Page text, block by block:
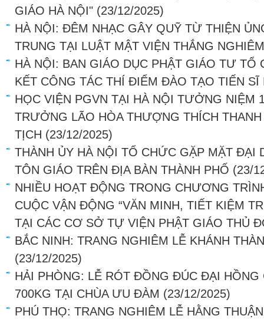
GIÁO HÀ NỘI" (23/12/2025)
HÀ NỘI: ĐÊM NHẠC GÂY QUỸ TỪ THIỆN
TRUNG TẠI LUẬT MẬT VIỆN THẮNG NGHIÊM
HÀ NỘI: BAN GIÁO DỤC PHẬT GIÁO TƯ TỔ
KẾT CÔNG TÁC THÍ ĐIỂM ĐÀO TẠO TIẾN SĨ
HỌC VIỆN PGVN TẠI HÀ NỘI TƯỞNG NIỆM
TRƯỞNG LÃO HÒA THƯỢNG THÍCH
TỊCH (23/12/2025)
THÀNH ỦY HÀ NỘI TỔ CHỨC GẶP MẶT ĐẠI
TÔN GIÁO TRÊN ĐỊA BÀN THÀNH PHỐ (23/
NHIỀU HOẠT ĐỘNG TRONG CHƯƠNG
CUỘC VẬN ĐỘNG “VĂN MINH, TIẾT KIỆM
TẠI CÁC CƠ SỞ TỰ VIỆN PHẬT GIÁO THỦ
BẮC NINH: TRANG NGHIÊM LỄ KHÁNH
(23/12/2025)
HẢI PHÒNG: LỄ RÓT ĐỒNG ĐÚC ĐẠI HỒNG
700KG TẠI CHÙA ƯU ĐÀM (23/12/2025)
PHÚ THỌ: TRANG NGHIÊM LỄ HẰNG